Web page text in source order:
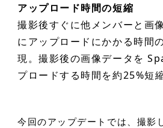
アップロード時間の短縮
撮影後すぐに他メンバーと画
にアップロードにかかる時間
現。撮影後の画像データを
プロードする時間を約25%短縮
今回のアップデートでは、撮影